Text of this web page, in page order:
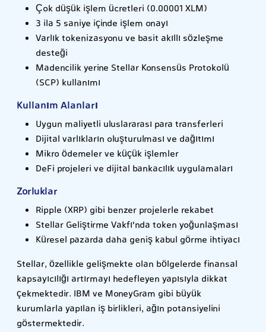
Çok düşük işlem ücretleri (0.00001 XLM)
3 ila 5 saniye içinde işlem onayı
Varlık tokenizasyonu ve basit akıllı sözleşme
desteği
Madencilik yerine Stellar Konsensüs Protokolü
(SCP) kullanımı
Kullanım Alanları
Uygun maliyetli uluslararası para transferleri
Dijital varlıkların oluşturulması ve dağıtımı
Mikro ödemeler ve küçük işlemler
DeFi projeleri ve dijital bankacılık uygulamaları
Zorluklar
Ripple (XRP) gibi benzer projelerle rekabet
Stellar Geliştirme Vakfı'nda token yoğunlaşması
Küresel pazarda daha geniş kabul görme ihtiyacı
Stellar, özellikle gelişmekte olan bölgelerde finansal
kapsayıcılığı artırmayı hedefleyen yapısıyla dikkat
çekmektedir. IBM ve MoneyGram gibi büyük
kurumlarla yapılan iş birlikleri, ağın potansiyelini
göstermektedir.